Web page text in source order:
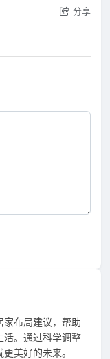
分享
家布局建议，帮助
活。通过科学调整
美好的未来。